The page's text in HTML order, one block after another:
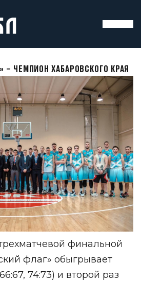
– ЧЕМПИОН ХАБАРОВСКОГО КРАЯ
финальной
флаг» обыгрывает
74:73) и второй раз